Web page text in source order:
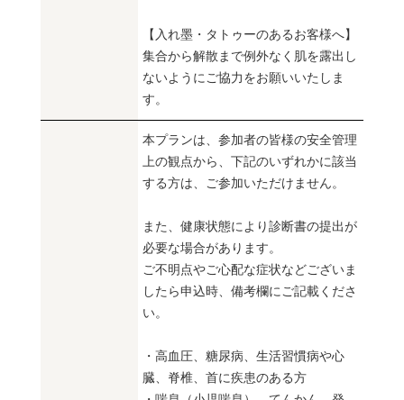
【入れ墨・タトゥーのあるお客様へ】
集合から解散まで例外なく肌を露出し
ないようにご協力をお願いいたしま
す。
本プランは、参加者の皆様の安全管理
上の観点から、下記のいずれかに該当
する方は、ご参加いただけません。
また、健康状態により診断書の提出が
必要な場合があります。
ご不明点やご心配な症状などございま
したら申込時、備考欄にご記載くださ
い。
・高血圧、糖尿病、生活習慣病や心
臓、脊椎、首に疾患のある方